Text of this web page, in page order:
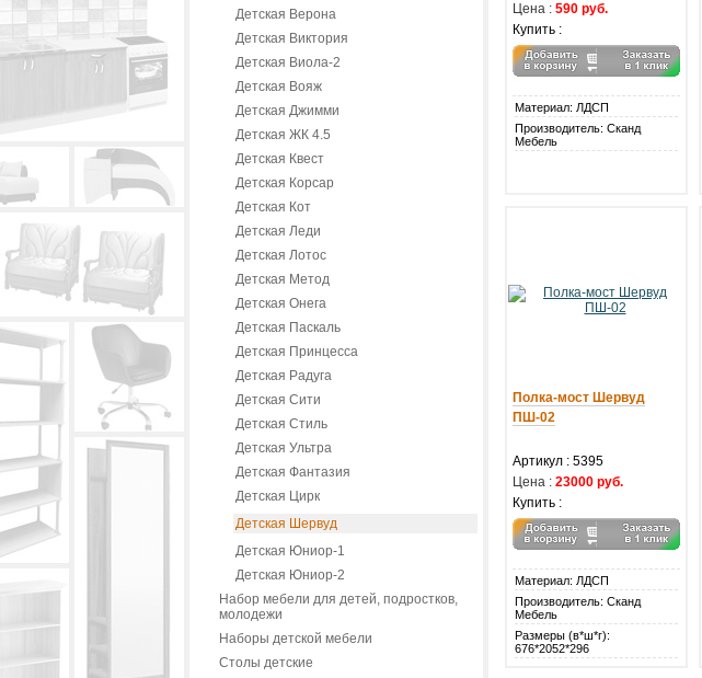
Детская Верона
Детская Виктория
Детская Виола-2
Детская Вояж
Детская Джимми
Детская ЖК 4.5
Детская Квест
Детская Корсар
Детская Кот
Детская Леди
Детская Лотос
Детская Метод
Детская Онега
Детская Паскаль
Детская Принцесса
Детская Радуга
Детская Сити
Детская Стиль
Детская Ультра
Детская Фантазия
Детская Цирк
Детская Шервуд
Детская Юниор-1
Детская Юниор-2
Набор мебели для детей, подростков,
молодежи
Наборы детской мебели
Столы детские
Цена : 590 руб.
Купить :
Материал: ЛДСП
Производитель: Сканд
Мебель
Полка-мост Шервуд
ПШ-02
Артикул : 5395
Цена : 23000 руб.
Купить :
Материал: ЛДСП
Производитель: Сканд
Мебель
Размеры (в*ш*г):
676*2052*296